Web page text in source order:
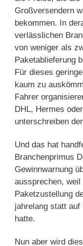
Großversendern
bekommen. In
verlässlichen
von weniger als
Paketablieferung
Für dieses
kaum zu
Fahrer
DHL, Hermes
unterschreiben
Und das hat
Branchenprimus
Gewinnwarnung
aussprechen,
Paketzustellung
jahrelang statt auf
hatte.
Nun aber wird